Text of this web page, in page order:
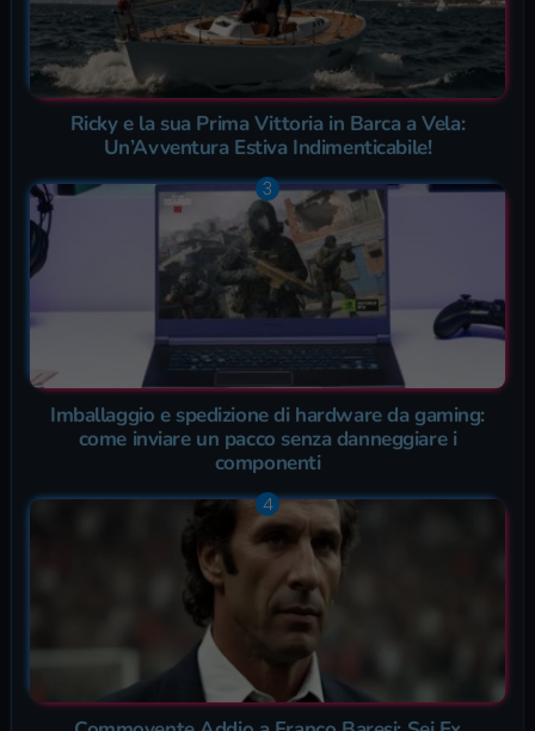
Ricky e la sua Prima Vittoria in Barca a Vela:
Un’Avventura Estiva Indimenticabile!
Imballaggio e spedizione di hardware da gaming:
come inviare un pacco senza danneggiare i
componenti